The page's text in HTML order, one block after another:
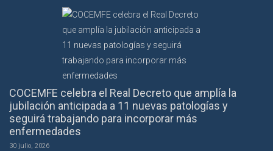
COCEMFE celebra el Real Decreto que amplía la
jubilación anticipada a 11 nuevas patologías y
seguirá trabajando para incorporar más
enfermedades
30 julio, 2026